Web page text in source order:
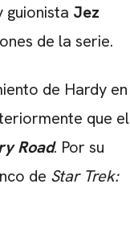
Jez
de la serie.
de Hardy en
que el
Road. Por su
de Star Trek: